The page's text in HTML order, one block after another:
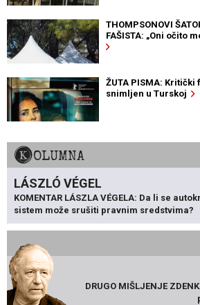
THOMPSONOVI
FAŠISTA: „Oni očito
ŽUTA PISMA:
snimljen u Turskoj
KOLUMNA
LÁSZLÓ VÉGEL
KOMENTAR LÁSZLA VÉGELA: Da li se
sistem može srušiti pravnim sredstvima?
DRUGO MIŠLJENJE